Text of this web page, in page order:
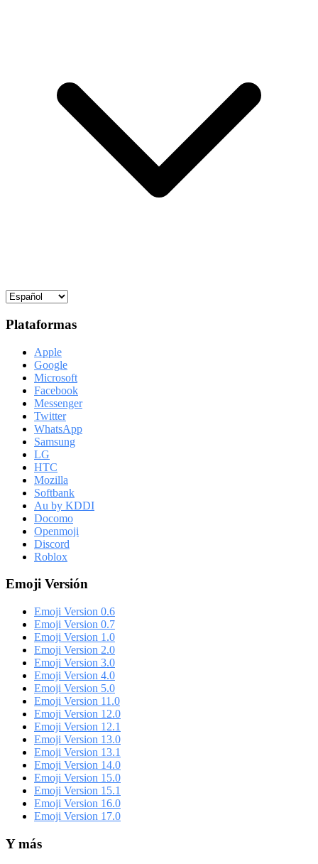
Plataformas
Apple
Google
Microsoft
Facebook
Messenger
Twitter
WhatsApp
Samsung
LG
HTC
Mozilla
Softbank
Au by KDDI
Docomo
Openmoji
Discord
Roblox
Emoji Versión
Emoji Version 0.6
Emoji Version 0.7
Emoji Version 1.0
Emoji Version 2.0
Emoji Version 3.0
Emoji Version 4.0
Emoji Version 5.0
Emoji Version 11.0
Emoji Version 12.0
Emoji Version 12.1
Emoji Version 13.0
Emoji Version 13.1
Emoji Version 14.0
Emoji Version 15.0
Emoji Version 15.1
Emoji Version 16.0
Emoji Version 17.0
Y más